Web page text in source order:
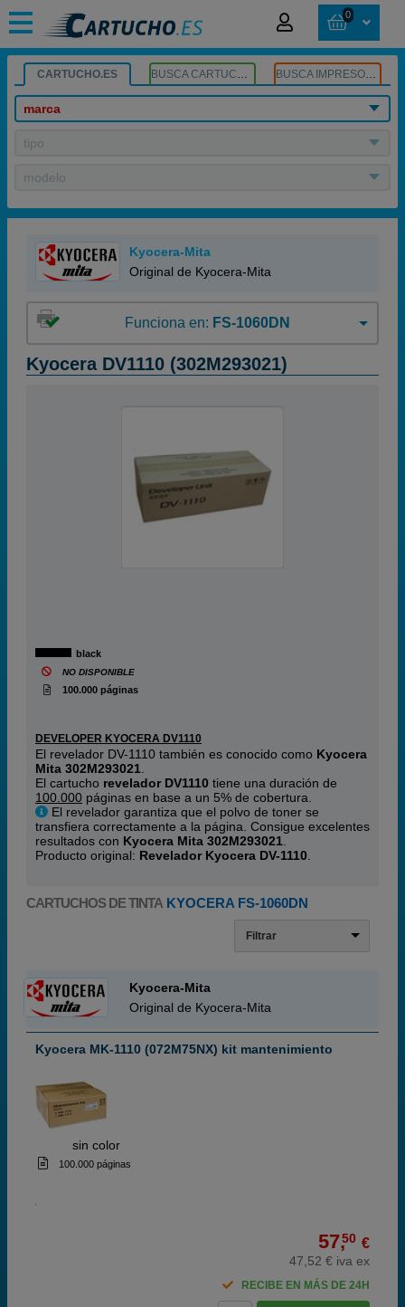
0
CARTUCHO.ES BUSCA CARTUCHOS BUSCA IMPRESORA
marca
tipo
modelo
Kyocera-Mita
Original de Kyocera-Mita
Funciona en: FS-1060DN
Kyocera DV1110 (302M293021)
black
NO DISPONIBLE
100.000 páginas
DEVELOPER KYOCERA DV1110
El revelador DV-1110 también es conocido como Kyocera
Mita 302M293021
El cartucho revelador DV1110 tiene una duración de
100.000 páginas en base a un 5% de cobertura.
El revelador garantiza que el polvo de toner se
transfiera correctamente a la página. Consigue excelentes
resultados con Kyocera Mita 302M293021
Producto original: Revelador Kyocera DV-1110
CARTUCHOS DE TINTA KYOCERA FS-1060DN
Filtrar
Kyocera-Mita
Original de Kyocera-Mita
Kyocera MK-1110 (072M75NX) kit mantenimiento
sin color
100.000 páginas
57,50 €
47,52 € iva ex
RECIBE EN MÁS DE 24H